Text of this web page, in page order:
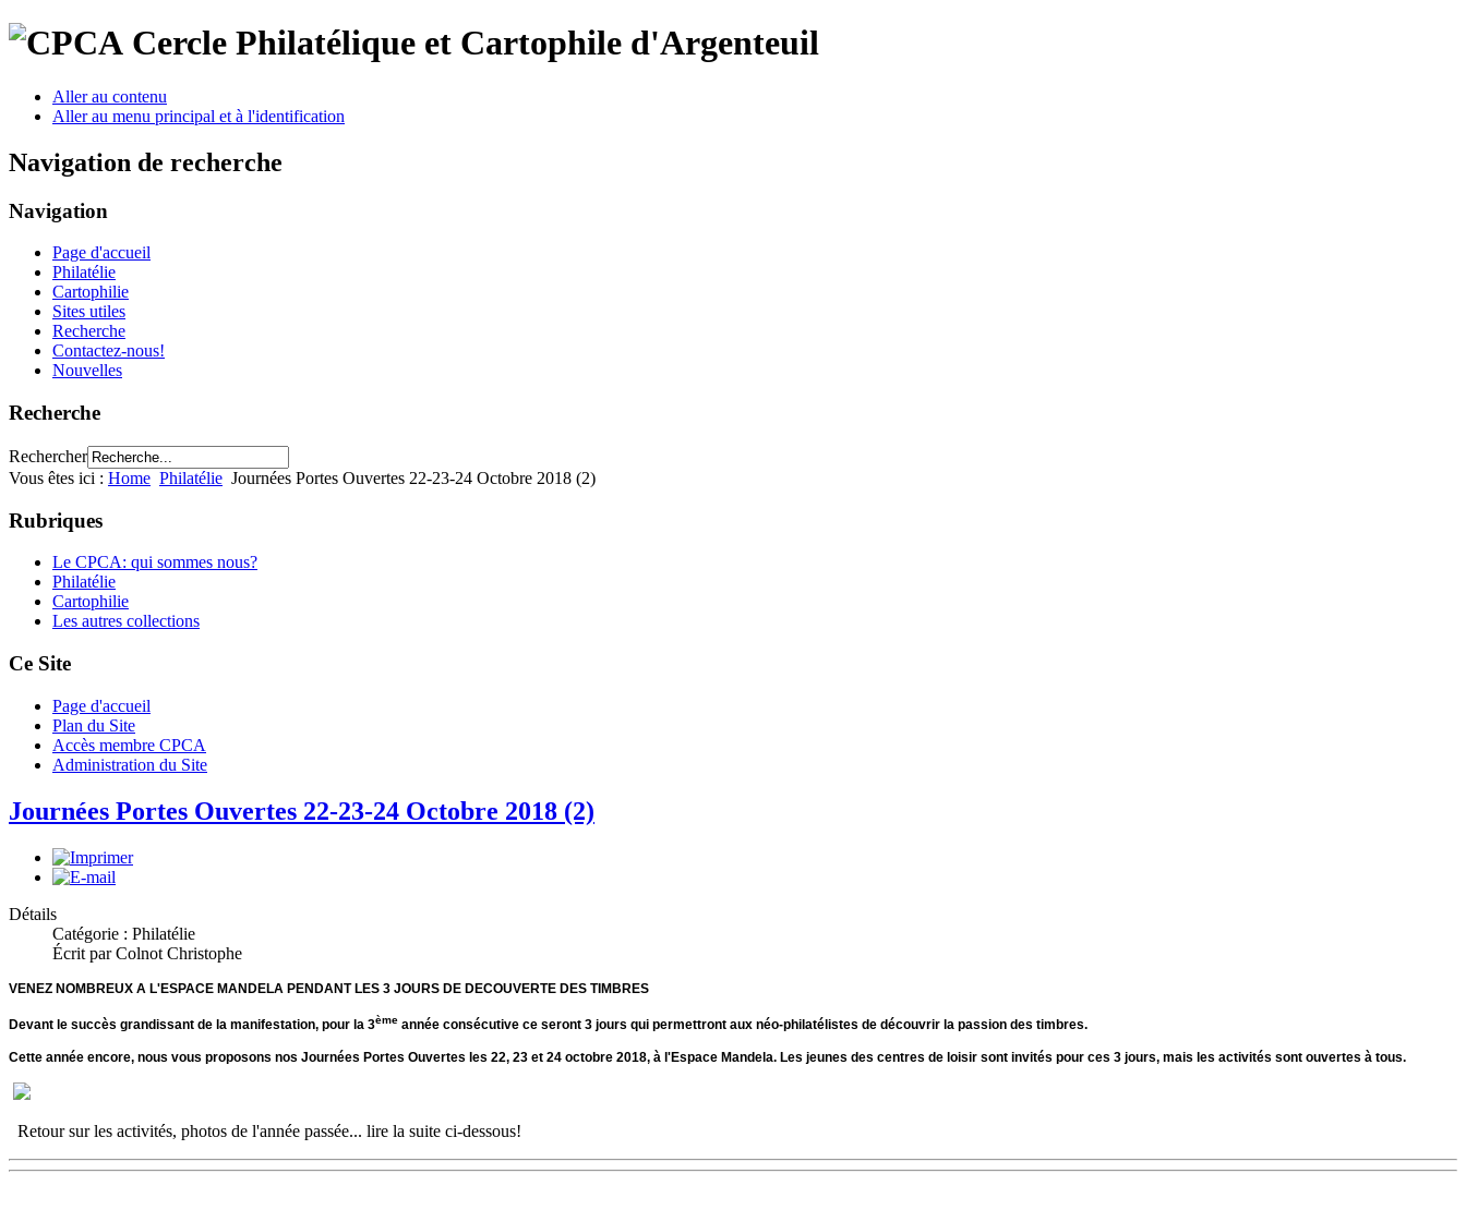
Cercle Philatélique et Cartophile d'Argenteuil
Aller au contenu
Aller au menu principal et à l'identification
Navigation de recherche
Navigation
Page d'accueil
Philatélie
Cartophilie
Sites utiles
Recherche
Contactez-nous!
Nouvelles
Recherche
Rechercher
Vous êtes ici : Home Philatélie Journées Portes Ouvertes 22-23-24 Octobre 2018 (2)
Rubriques
Le CPCA: qui sommes nous?
Philatélie
Cartophilie
Les autres collections
Ce Site
Page d'accueil
Plan du Site
Accès membre CPCA
Administration du Site
Journées Portes Ouvertes 22-23-24 Octobre 2018 (2)
Détails
Catégorie : Philatélie
Écrit par Colnot Christophe
VENEZ NOMBREUX A L'ESPACE MANDELA PENDANT LES 3 JOURS DE DECOUVERTE DES TIMBRES
Devant le succès grandissant de la manifestation, pour la 3ème année consécutive ce seront 3 jours qui permettront aux néo-philatélistes de découvrir la passion des timbres.
Cette année encore, nous vous proposons nos Journées Portes Ouvertes les 22, 23 et 24 octobre 2018, à l'Espace Mandela. Les jeunes des centres de loisir sont invités pour ces 3 jours, mais les activités sont ouvertes à tous.
Retour sur les activités, photos de l'année passée... lire la suite ci-dessous!